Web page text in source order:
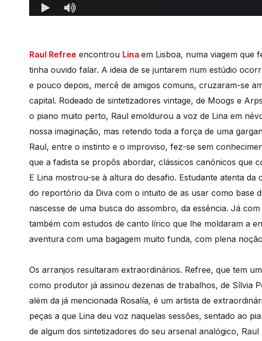
Raul Refree encontrou Lina em Lisboa, numa viagem que
tinha ouvido falar. A ideia de se juntarem num estúdio
e pouco depois, mercê de amigos comuns, cruzaram-se
capital. Rodeado de sintetizadores vintage, de Moogs e
o piano muito perto, Raul emoldurou a voz de Lina em
nossa imaginação, mas retendo toda a força de uma
Raul, entre o instinto e o improviso, fez-se sem
que a fadista se propôs abordar, clássicos canónicos que
E Lina mostrou-se à altura do desafio. Estudante atenta da
do reportório da Diva com o intuito de as usar como base
nascesse de uma busca do assombro, da essência. Já
também com estudos de canto lírico que lhe moldaram a
aventura com uma bagagem muito funda, com plena
Os arranjos resultaram extraordinários. Refree, que tem
como produtor já assinou dezenas de trabalhos, de Sílvia
além da já mencionada Rosalía, é um artista de
peças a que Lina deu voz naquelas sessões, sentado ao
de algum dos sintetizadores do seu arsenal analógico,